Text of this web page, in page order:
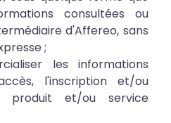
consultées ou
d'Affereo, sans
;
les informations
l'inscription et/ou
et/ou service